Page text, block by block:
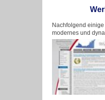
Nachfolgend
modernes und